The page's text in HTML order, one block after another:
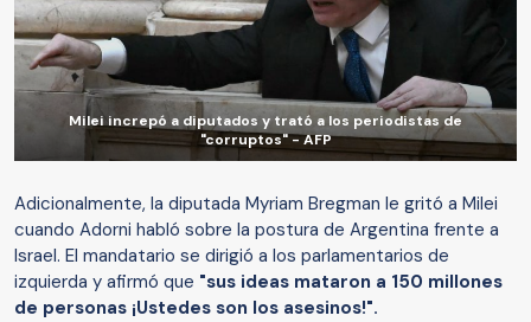
Milei increpó a diputados y trató a los periodistas de
"corruptos" - AFP
Adicionalmente, la diputada Myriam Bregman le gritó a Milei
cuando Adorni habló sobre la postura de Argentina frente a
Israel. El mandatario se dirigió a los parlamentarios de
izquierda y afirmó que "sus ideas mataron a 150 millones
de personas ¡Ustedes son los asesinos!".